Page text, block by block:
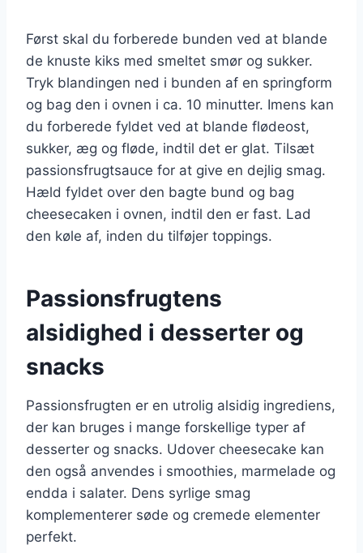
Først skal du forberede bunden ved at blande
de knuste kiks med smeltet smør og sukker.
Tryk blandingen ned i bunden af en springform
og bag den i ovnen i ca. 10 minutter. Imens kan
du forberede fyldet ved at blande flødeost,
sukker, æg og fløde, indtil det er glat. Tilsæt
passionsfrugtsauce for at give en dejlig smag.
Hæld fyldet over den bagte bund og bag
cheesecaken i ovnen, indtil den er fast. Lad
den køle af, inden du tilføjer toppings.
Passionsfrugtens
alsidighed i desserter og
snacks
Passionsfrugten er en utrolig alsidig ingrediens,
der kan bruges i mange forskellige typer af
desserter og snacks. Udover cheesecake kan
den også anvendes i smoothies, marmelade og
endda i salater. Dens syrlige smag
komplementerer søde og cremede elementer
perfekt.